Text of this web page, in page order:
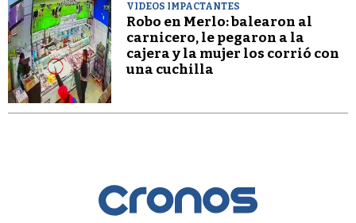
VIDEOS IMPACTANTES
Robo en Merlo: balearon al
carnicero, le pegaron a la
cajera y la mujer los corrió con
una cuchilla